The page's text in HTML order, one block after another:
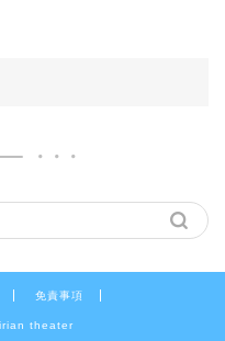
免責事項
theater